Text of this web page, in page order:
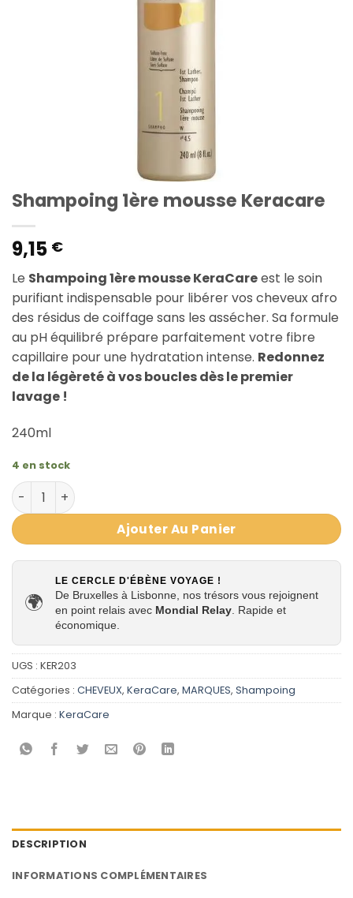
Shampoing 1ère mousse Keracare
9,15 €
Le Shampoing 1ère mousse KeraCareest le soin
purifiant indispensable pour libérer vos cheveux afro
des résidus de coiffage sans les assécher. Sa formule
au pH équilibré prépare parfaitement votre fibre
capillaire pour une hydratation intense. Redonnez
de la légèreté à vos boucles dès le premier
lavage !
240ml
4 en stock
quantité de Shampoing 1ère mousse Keracare
Ajouter Au Panier
🌍
LE CERCLE D'ÉBÈNE VOYAGE !
De Bruxelles à Lisbonne, nos trésors vous rejoignent
en point relais avec Mondial Relay. Rapide et
économique.
UGS : KER203
Catégories : CHEVEUX, KeraCare, MARQUES, Shampoing
Marque : KeraCare
DESCRIPTION
INFORMATIONS COMPLÉMENTAIRES